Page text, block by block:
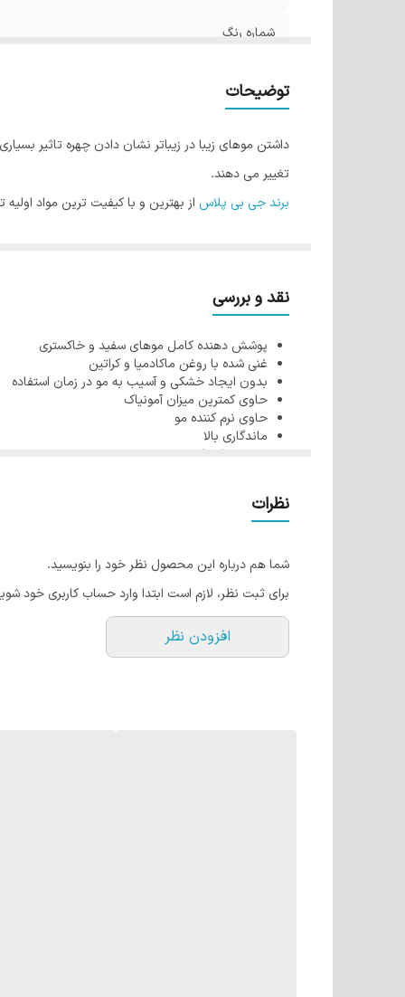
شماره رنگ
توضیحات
داشتن موهای زیبا در زیباتر نشان دادن چهره تاثیر
تغییر می دهند.
برند جی بی پلاس از بهترین و با کیفیت ترین مواد
است که این ماده را نمی توان از رنگ مو حذف کرد ولی
برای آبرسانی و تقویت بیشتر موها و جلوگیری از آسیب
شوند و در نتیجه در پایان کار مو ها سالم و نرم باقی می
کراتین مو چیست؟
کراتین پروتئین اساسی موجود در مو می باشد که دلیل
مهم است. وسایل حرارت زا و حالت دهنده مو، رنگ مو
فواید روغن ماکادمیا برای مو:
درخشش و سلامت مو می شود.
نقد و بررسی
پوشش دهنده کامل موهای سفید و خاکستری
غنی شده با روغن ماکادمیا و کراتین
بدون ایجاد خشکی و آسیب به مو در زمان استفاده
حاوی کمترین میزان آمونیاک
حاوی نرم کننده مو
ماندگاری بالا
نظرات
شما هم درباره این محصول نظر خود را بنویسید.
برای ثبت نظر، لازم است ابتدا وارد حساب کاربری خود
افزودن نظر